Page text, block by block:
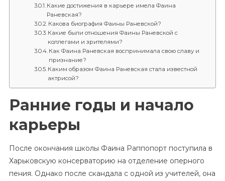
Какие достижения в карьере имела Фаина
Раневская?
Какова биография Фаины Раневской?
Какие были отношения Фаины Раневской с
коллегами и зрителями?
Как Фаина Раневская воспринимала свою славу и
признание?
Каким образом Фаина Раневская стала известной
актрисой?
Ранние годы и начало
карьеры
После окончания школы Фаина Раппопорт поступила в
Харьковскую консерваторию на отделение оперного
пения. Однако после скандала с одной из учителей, она